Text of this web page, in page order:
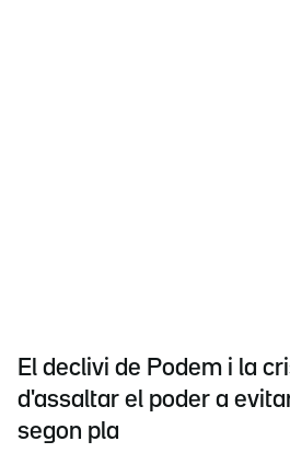
El declivi de Podem i la
d'assaltar el poder a
segon pla